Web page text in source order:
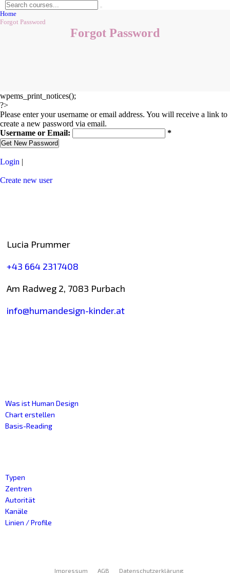
Home
Forgot Password
Forgot Password
wpems_print_notices();
?>
Please enter your username or email address. You will receive a link to
create a new password via email.
Username or Email:
Login |
Create new user
Lucia Prummer
+43 664 2317408
Am Radweg 2, 7083 Purbach
info@humandesign-kinder.at
Was ist Human Design
Chart erstellen
Basis-Reading
Typen
Zentren
Autorität
Kanäle
Linien / Profile
Impressum AGB Datenschutzerklärung